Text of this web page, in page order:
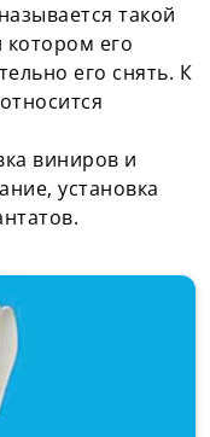
такой
котором его
его снять. К
виниров и
установка